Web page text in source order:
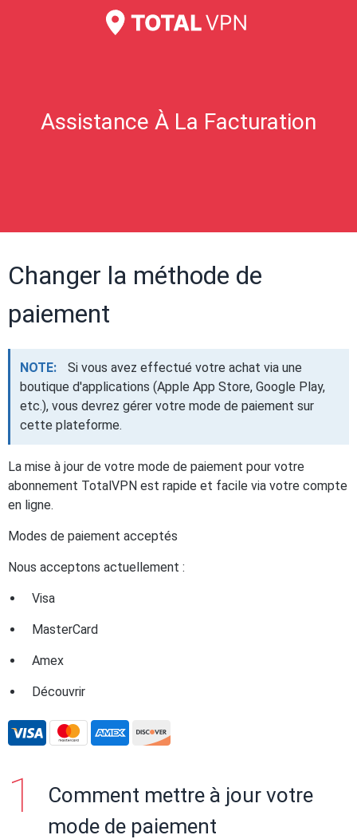
Assistance À La Facturation
Changer la méthode de
paiement
NOTE:
Si vous avez effectué votre achat via une
boutique d'applications (Apple App Store, Google Play,
etc.), vous devrez gérer votre mode de paiement sur
cette plateforme.
La mise à jour de votre mode de paiement pour votre
abonnement TotalVPN est rapide et facile via votre compte
en ligne.
Modes de paiement acceptés
Nous acceptons actuellement :
Visa
MasterCard
Amex
Découvrir
Comment mettre à jour votre
mode de paiement